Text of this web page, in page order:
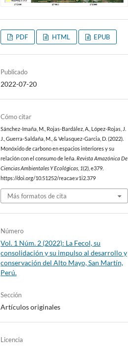
PDF HTML EPUB
Publicado
2022-07-20
Cómo citar
Sánchez-Imaña, M., Rojas-Bardález, A., López-Rojas, J.
J., Guerra-Saldaña, M., & Velasquez-Garcia, D. (2022).
Monóxido de carbono en espacios interiores y su
relación con el consumo de leña.Revista Amazónica De
Ciencias Ambientales Y Ecológicas 1(2), e379.
https://doi.org/10.51252/reacae.v1i2.379
Más formatos de cita
Número
Vol. 1 Núm. 2 (2022): La Fecol, su
consolidación y su impulso al desarrollo y
conservación del Alto Mayo, San Martín,
Perú.
Sección
Artículos originales
Licencia